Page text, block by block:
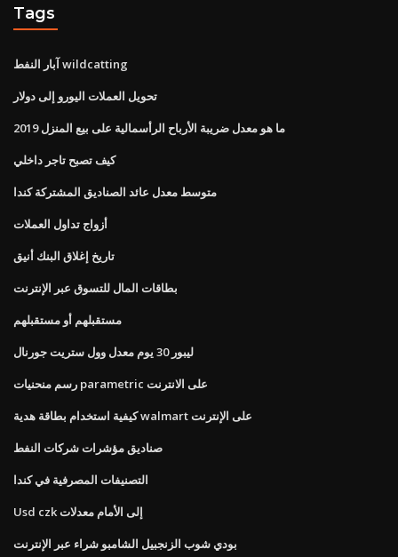
Tags
آبار النفط wildcatting
تحويل العملات اليورو إلى دولار
ما هو معدل ضريبة الأرباح الرأسمالية على بيع المنزل 2019
كيف تصبح تاجر داخلي
متوسط ​​معدل عائد الصناديق المشتركة كندا
أزواج تداول العملات
تاريخ إغلاق البنك أنيق
بطاقات المال للتسوق عبر الإنترنت
مستقبلهم أو مستقبلهم
ليبور 30 ​​يوم معدل وول ستريت جورنال
رسم منحنيات parametric على الانترنت
كيفية استخدام بطاقة هدية walmart على الإنترنت
صناديق مؤشرات شركات النفط
التصنيفات المصرفية في كندا
Usd czk إلى الأمام معدلات
بودي شوب الزنجبيل الشامبو شراء عبر الإنترنت